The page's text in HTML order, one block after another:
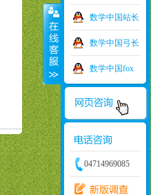
数学中国站长
数学中国弓长
数学中国fox
04714969085